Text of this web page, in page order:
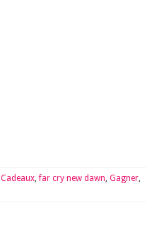
Cadeaux,far cry new dawn, Gagner,